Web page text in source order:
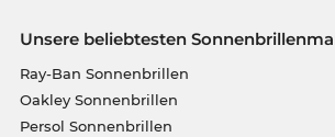
Unsere beliebtesten
Ray-Ban Sonnenbrillen
Oakley Sonnenbrillen
Persol Sonnenbrillen